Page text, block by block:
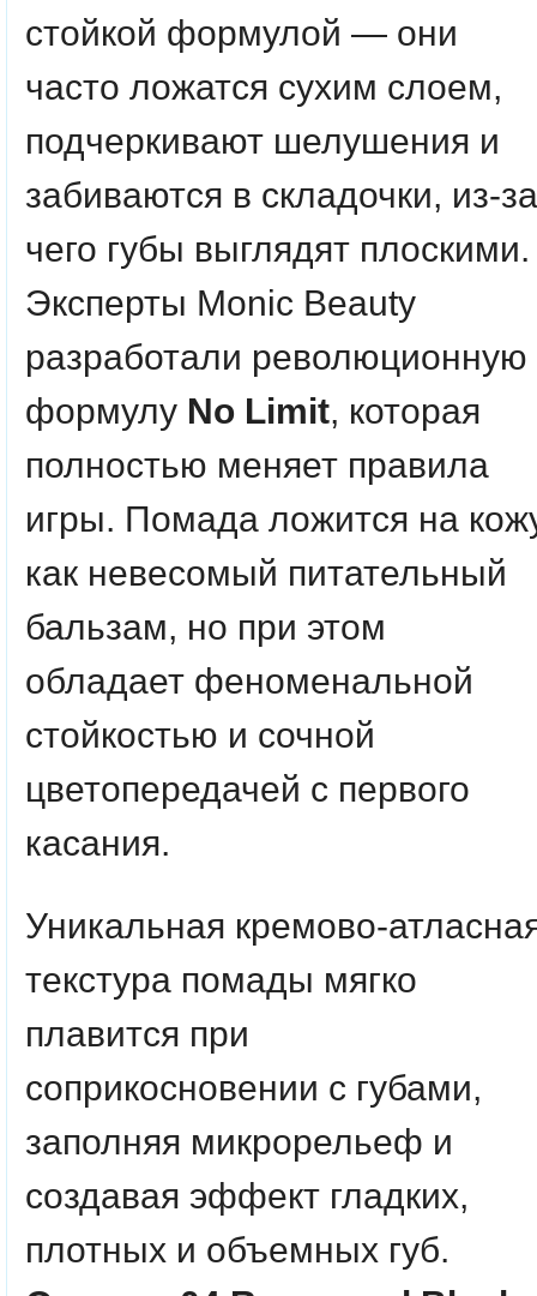
стойкой формулой — они
часто ложатся сухим слоем,
подчеркивают шелушения и
забиваются в складочки, из-за
чего губы выглядят плоскими.
Эксперты Monic Beauty
разработали революционную
формулу No Limit, которая
полностью меняет правила
игры. Помада ложится на
как невесомый питательный
бальзам, но при этом
обладает феноменальной
стойкостью и сочной
цветопередачей с первого
касания.
Уникальная кремово-
текстура помады мягко
плавится при
соприкосновении с губами,
заполняя микрорельеф и
создавая эффект гладких,
плотных и объемных губ.